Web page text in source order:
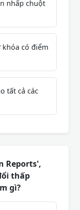
nhấp chuột
khóa có điểm
tất cả các
Reports',
thấp
gì?